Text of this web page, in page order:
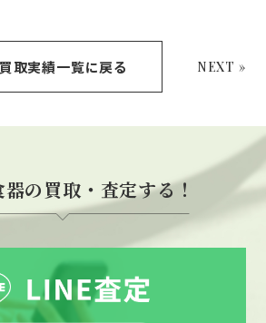
買取実績一覧に戻る NEXT »
の買取・査定する！